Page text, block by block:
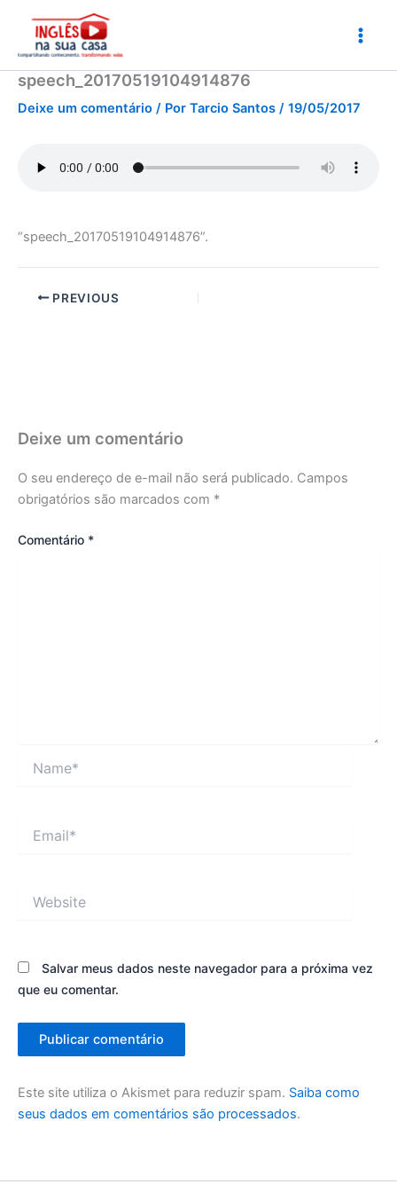
conteúdo
speech_20170519104914876
Deixe um comentário / Por Tarcio Santos / 19/05/2017
“speech_20170519104914876”.
PREVIOUS
Deixe um comentário
O seu endereço de e-mail não será publicado. Campos
obrigatórios são marcados com *
Comentário *
Salvar meus dados neste navegador para a próxima vez
que eu comentar.
Este site utiliza o Akismet para reduzir spam. Saiba como
seus dados em comentários são processados.